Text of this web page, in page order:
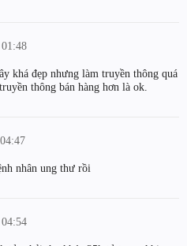
khá đẹp nhưng làm truyền thông quá
thông bán hàng hơn là ok.
nhân ung thư rồi